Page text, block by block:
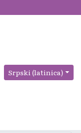
Srpski (latinica)